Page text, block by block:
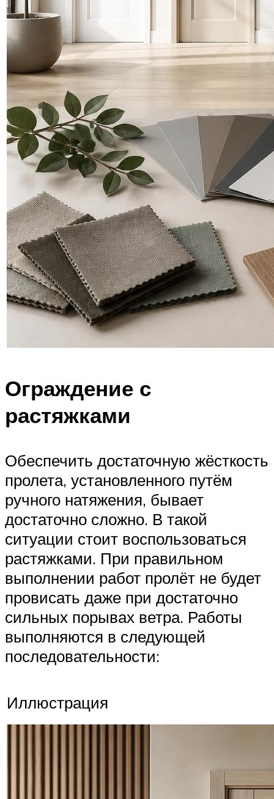
Ограждение с
растяжками
Обеспечить достаточную жёсткость
пролета, установленного путём
ручного натяжения, бывает
достаточно сложно. В такой
ситуации стоит воспользоваться
растяжками. При правильном
выполнении работ пролёт не будет
провисать даже при достаточно
сильных порывах ветра. Работы
выполняются в следующей
последовательности:
Иллюстрация